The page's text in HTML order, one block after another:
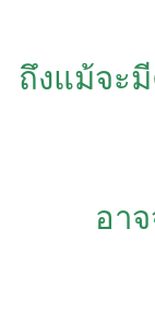
ถึงแม้จะ
อา